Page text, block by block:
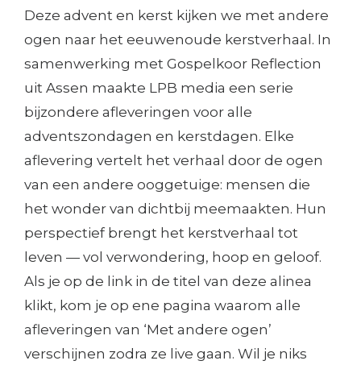
Deze advent en kerst kijken we met andere
ogen naar het eeuwenoude kerstverhaal. In
samenwerking met Gospelkoor Reflection
uit Assen maakte LPB media een serie
bijzondere afleveringen voor alle
adventszondagen en kerstdagen. Elke
aflevering vertelt het verhaal door de ogen
van een andere ooggetuige: mensen die
het wonder van dichtbij meemaakten. Hun
perspectief brengt het kerstverhaal tot
leven — vol verwondering, hoop en geloof.
Als je op de link in de titel van deze alinea
klikt, kom je op ene pagina waarom alle
afleveringen van ‘Met andere ogen’
verschijnen zodra ze live gaan. Wil je niks